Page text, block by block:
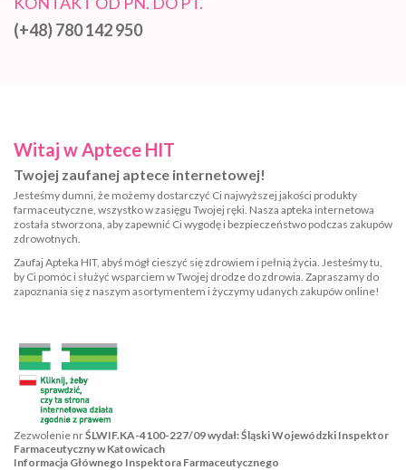
(+48) 780 142 950
Witaj w Aptece HIT
Twojej zaufanej aptece internetowej!
Jesteśmy dumni, że możemy dostarczyć Ci najwyższej jakości produkty
farmaceutyczne, wszystko w zasięgu Twojej ręki. Nasza apteka internetowa
została stworzona, aby zapewnić Ci wygodę i bezpieczeństwo podczas zakupów
zdrowotnych.
Zaufaj Apteka HIT, abyś mógł cieszyć się zdrowiem i pełnią życia. Jesteśmy tu,
by Ci pomóc i służyć wsparciem w Twojej drodze do zdrowia. Zapraszamy do
zapoznania się z naszym asortymentem i życzymy udanych zakupów online!
Zezwolenie nrŚLWIF.KA-4100-227/09 wydał: Śląski Wojewódzki Inspektor
Farmaceutyczny w Katowicach
Informacja Głównego Inspektora Farmaceutycznego